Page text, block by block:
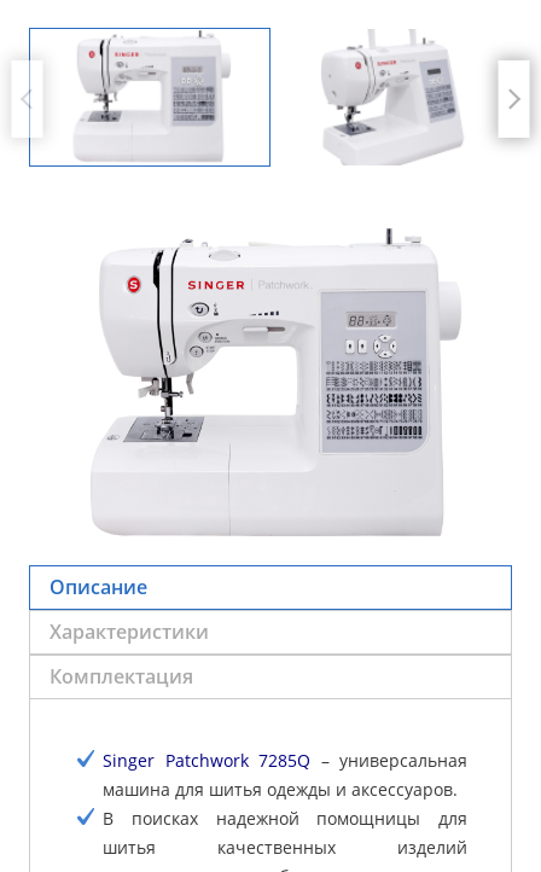
Описание
Характеристики
Комплектация
Singer Patchwork 7285Q – универсальная
машина для шитья одежды и аксессуаров.
В поисках надежной помощницы для
шитья качественных изделий